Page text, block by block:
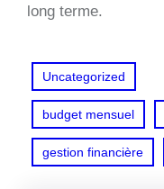
long terme.
Uncategorized
budget mensuel
gestion financière